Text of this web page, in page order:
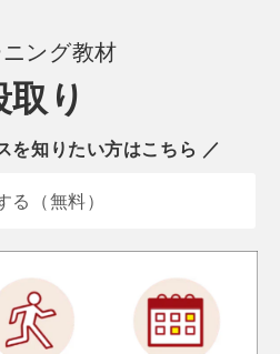
ング教材
取り
を知りたい方はこちら ／
る（無料）